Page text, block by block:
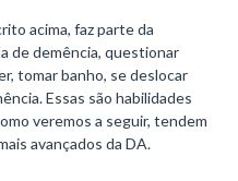
acima, faz parte da
de demência, questionar
tomar banho, se deslocar
Essas são habilidades
veremos a seguir, tendem
avançados da DA.